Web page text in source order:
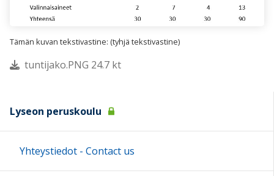
Tämän kuvan tekstivastine: (tyhjä tekstivastine)
tuntijako.PNG 24.7 kt
Lyseon peruskoulu
Yhteystiedot - Contact us